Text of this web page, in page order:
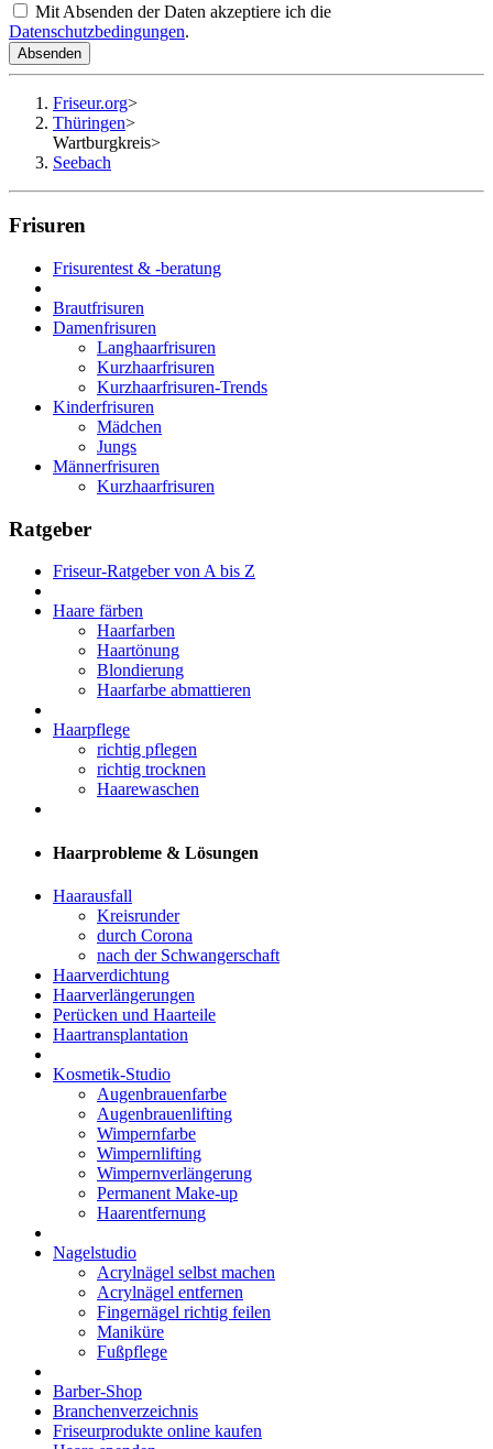
Mit Absenden der Daten akzeptiere ich die
Datenschutzbedingungen.
Absenden
Friseur.org>
Thüringen>
Wartburgkreis>
Seebach
Frisuren
Frisurentest & -beratung
Brautfrisuren
Damenfrisuren
Langhaarfrisuren
Kurzhaarfrisuren
Kurzhaarfrisuren-Trends
Kinderfrisuren
Mädchen
Jungs
Männerfrisuren
Kurzhaarfrisuren
Ratgeber
Friseur-Ratgeber von A bis Z
Haare färben
Haarfarben
Haartönung
Blondierung
Haarfarbe abmattieren
Haarpflege
richtig pflegen
richtig trocknen
Haarewaschen
Haarprobleme & Lösungen
Haarausfall
Kreisrunder
durch Corona
nach der Schwangerschaft
Haarverdichtung
Haarverlängerungen
Perücken und Haarteile
Haartransplantation
Kosmetik-Studio
Augenbrauenfarbe
Augenbrauenlifting
Wimpernfarbe
Wimpernlifting
Wimpernverlängerung
Permanent Make-up
Haarentfernung
Nagelstudio
Acrylnägel selbst machen
Acrylnägel entfernen
Fingernägel richtig feilen
Maniküre
Fußpflege
Barber-Shop
Branchenverzeichnis
Friseurprodukte online kaufen